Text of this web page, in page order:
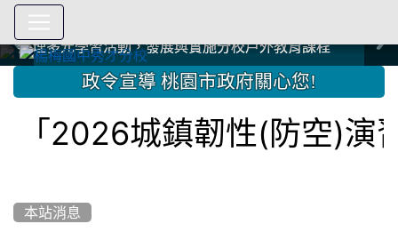
中國信託商業銀行 2023.04.22 愛傳球計畫
中國信託商業銀行 2023.04.22 愛傳球計畫
辦理多元學習活動，發展與實施分校戶外教育課程
辦理多元學習活動，發展與實施分校戶外教育課程
爭取社會資源，傳愛與溫暖：2024.3.19 桃園市家長會與桃
園女子美容商業童也工會義剪活動
爭取社會資源，傳愛與溫暖：2024.3.19 桃園市家長會與桃
園女子美容商業童也工會義剪活動
112學年度畢業學生與師長合照
112學年度畢業學生與師長合照
辦理多元學習活動，發展與實施分校戶外教育課程
辦理多元學習活動，發展與實施分校戶外教育課程
爭取社會資源，傳愛與溫暖：110.12.22 國際獅子會與本校
師生歲末感恩活動
爭取社會資源，傳愛與溫暖：110.12.22 國際獅子會與本校
師生歲末感恩活動
爭取社會資源，傳愛與溫暖：110.12.22 國際獅子會贈送本
校學生耶誕禮物
爭取社會資源，傳愛與溫暖：110.12.22 國際獅子會贈送本
校學生耶誕禮物
112.9.27參觀客家博覽會
112.9.27參觀客家博覽會
2023.12.27 國際獅子會贈送本校學生耶誕禮物
2023.12.27 國際獅子會贈送本校學生耶誕禮物
2023.12.27 國際獅子會贊助本校學生獎助學金
2023.12.27 國際獅子會贊助本校學生獎助學金
2023.12.27 聖誕感恩歌謠競賽；本校師生與國際獅子會獅
兄、師姐同樂
2023.12.27 聖誕感恩歌謠競賽；本校師生與國際獅子會獅
兄、師姐同樂
建置優質學習空間；合作互惠，建立良善公共關係
建置優質學習空間；合作互惠，建立良善公共關係
::: 政令宣導 桃園市政府關心您!
城鎮韌性(防空)演習
本站消息